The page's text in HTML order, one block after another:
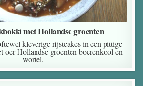
met Hollandse groenten
kleverige rijstcakes in een pittige
oer-Hollandse groenten boerenkool en
wortel.